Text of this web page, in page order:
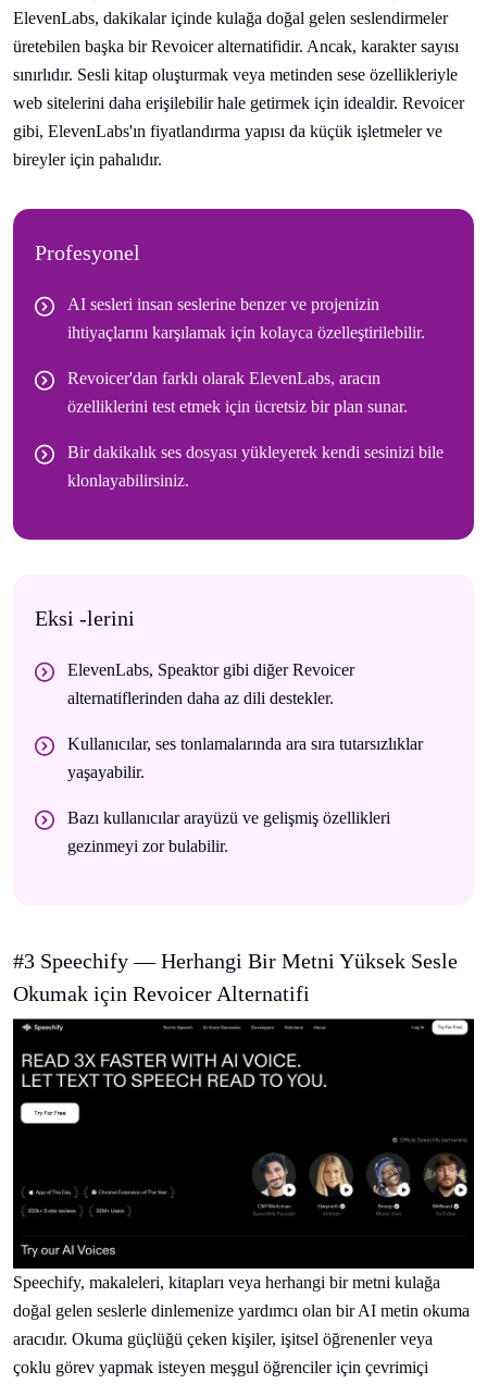
ElevenLabs, dakikalar içinde kulağa doğal gelen seslendirmeler
üretebilen başka bir Revoicer alternatifidir. Ancak, karakter sayısı
sınırlıdır. Sesli kitap oluşturmak veya metinden sese özellikleriyle
web sitelerini daha erişilebilir hale getirmek için idealdir. Revoicer
gibi, ElevenLabs'ın fiyatlandırma yapısı da küçük işletmeler ve
bireyler için pahalıdır.
Profesyonel
AI sesleri insan seslerine benzer ve projenizin
ihtiyaçlarını karşılamak için kolayca özelleştirilebilir.
Revoicer'dan farklı olarak ElevenLabs, aracın
özelliklerini test etmek için ücretsiz bir plan sunar.
Bir dakikalık ses dosyası yükleyerek kendi sesinizi bile
klonlayabilirsiniz.
Eksi -lerini
ElevenLabs, Speaktor gibi diğer Revoicer
alternatiflerinden daha az dili destekler.
Kullanıcılar, ses tonlamalarında ara sıra tutarsızlıklar
yaşayabilir.
Bazı kullanıcılar arayüzü ve gelişmiş özellikleri
gezinmeyi zor bulabilir.
#3 Speechify — Herhangi Bir Metni Yüksek Sesle
Okumak için Revoicer Alternatifi
Speechify, makaleleri, kitapları veya herhangi bir metni kulağa
doğal gelen seslerle dinlemenize yardımcı olan bir AI metin okuma
aracıdır. Okuma güçlüğü çeken kişiler, işitsel öğrenenler veya
çoklu görev yapmak isteyen meşgul öğrenciler için çevrimiçi